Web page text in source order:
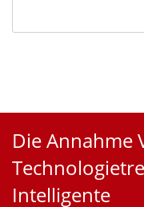
Die Annahme
Intelligente